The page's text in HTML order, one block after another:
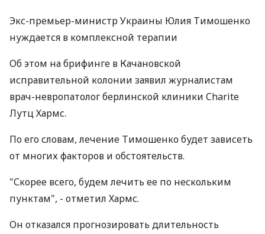
Экс-премьер-министр Украины Юлия Тимошенко
нуждается в комплексной терапии
Об этом на брифинге в Качановской
исправительной колонии заявил журналистам
врач-невропатолог берлинской клиники Charite
Лутц Хармс.
По его словам, лечение Тимошенко будет зависеть
от многих факторов и обстоятельств.
"Скорее всего, будем лечить ее по нескольким
пунктам", - отметил Хармс.
Он отказался прогнозировать длительность